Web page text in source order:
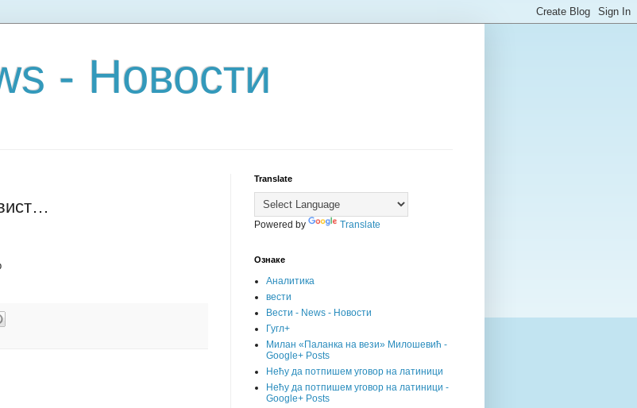
- Новости
Translate
Powered by Translate
Ознаке
Аналитика
вести
Вести - News - Новости
Гугл+
Милан «Паланка на вези» Милошевић -
Google+ Posts
Нећу да потпишем уговор на латиници
Нећу да потпишем уговор на латиници -
Google+ Posts